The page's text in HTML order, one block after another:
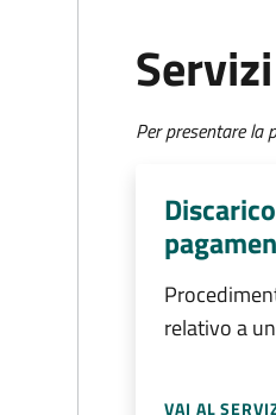
Servizi
Per presentare la
relativo a
VAI AL